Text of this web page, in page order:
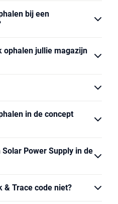
bij een
ophalen jullie magazijn
in de concept
Power Supply in de
& Trace code niet?